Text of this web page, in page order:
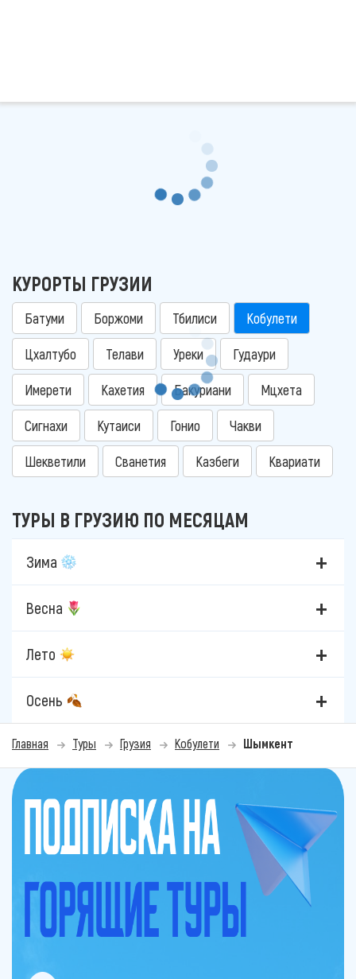
КУРОРТЫ ГРУЗИИ
Батуми Боржоми Тбилиси Кобулети
Цхалтубо Телави Уреки Гудаури
Имерети Кахетия Бакуриани Мцхета
Сигнахи Кутаиси Гонио Чакви
Шекветили Сванетия Казбеги Квариати
ТУРЫ В ГРУЗИЮ ПО МЕСЯЦАМ
Зима
Весна
Лето
Осень
Главная Туры Грузия Кобулети Шымкент